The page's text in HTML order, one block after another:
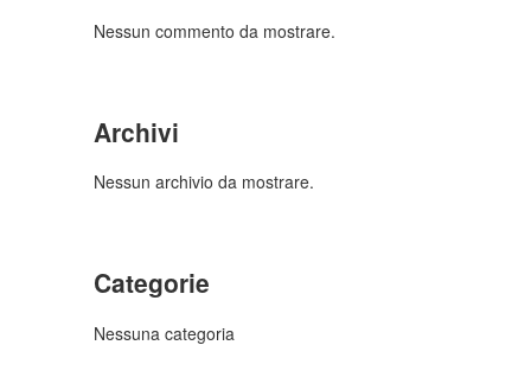
Nessun commento da mostrare.
Archivi
Nessun archivio da mostrare.
Categorie
Nessuna categoria